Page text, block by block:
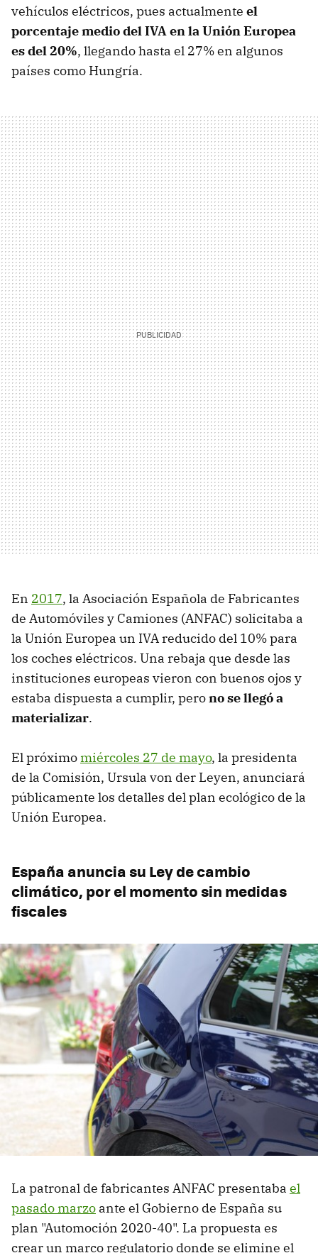
vehículos eléctricos, pues actualmente el
porcentaje medio del IVA en la Unión Europea
es del 20%, llegando hasta el 27% en algunos
países como Hungría.
En 2017, la Asociación Española de Fabricantes
de Automóviles y Camiones (ANFAC) solicitaba a
la Unión Europea un IVA reducido del 10% para
los coches eléctricos. Una rebaja que desde las
instituciones europeas vieron con buenos ojos y
estaba dispuesta a cumplir, perono se llegó a
materializar.
El próximomiércoles 27 de mayo, la presidenta
de la Comisión, Ursula von der Leyen, anunciará
públicamente los detalles del plan ecológico de la
Unión Europea.
España anuncia su Ley de cambio
climático, por el momento sin medidas
fiscales
La patronal de fabricantes ANFAC presentaba el
pasado marzo ante el Gobierno de España su
plan "Automoción 2020-40". La propuesta es
crear un marco regulatorio donde se elimine el